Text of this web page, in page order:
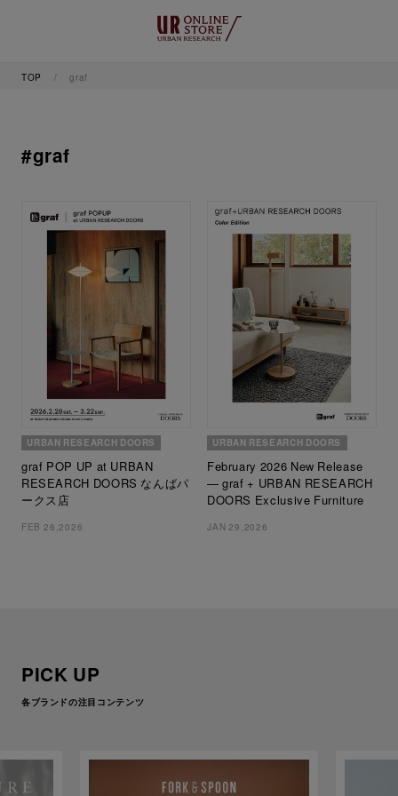
TOP graf
#graf
URBAN RESEARCH DOORS
graf POP UP at URBAN
RESEARCH DOORS なんばパ
ークス店
FEB 26,2026
URBAN RESEARCH DOORS
February 2026 New Release
— graf + URBAN RESEARCH
DOORS Exclusive Furniture
JAN 29,2026
PICK UP
各ブランドの注目コンテンツ